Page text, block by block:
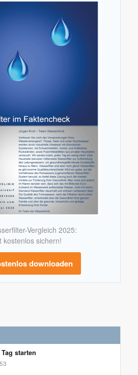
Vergleich 2025:
kostenlos sichern!
downloaden
starten